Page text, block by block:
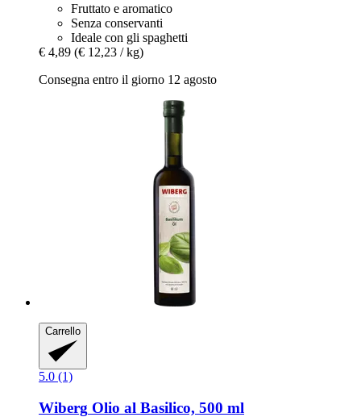
Fruttato e aromatico
Senza conservanti
Ideale con gli spaghetti
€ 4,89 (€ 12,23 / kg)
Consegna entro il giorno 12 agosto
Carrello
5.0 (1)
Wiberg Olio al Basilico, 500 ml